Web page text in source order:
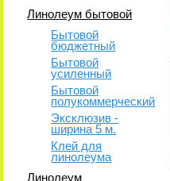
Линолеум бытовой
Бытовой
бюджетный
Бытовой
усиленный
Бытовой
полукоммерческий
Эксклюзив -
ширина 5 м.
Клей для
линолеума
Линолеум